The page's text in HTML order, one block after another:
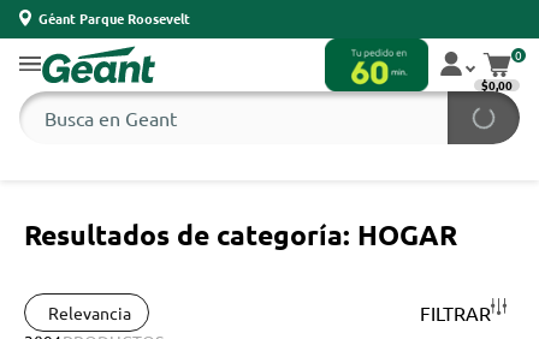
Géant Parque Roosevelt
0
$0,00
Resultados de categoría: HOGAR
Relevancia FILTRAR